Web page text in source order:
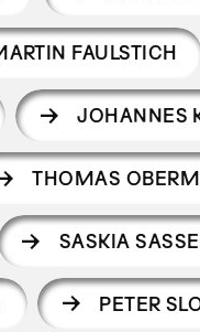
FAULSTICH
JOHANNES
THOMAS
SASKIA
PETER